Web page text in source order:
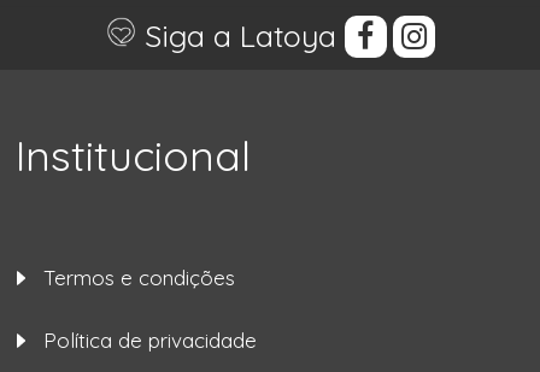
Siga a Latoya
Institucional
Termos e condições
Política de privacidade